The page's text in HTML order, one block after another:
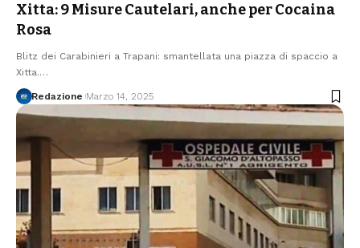
Xitta: 9 Misure Cautelari, anche per Cocaina
Rosa
Blitz dei Carabinieri a Trapani: smantellata una piazza di spaccio a
Xitta.…
Redazione Marzo 14, 2025